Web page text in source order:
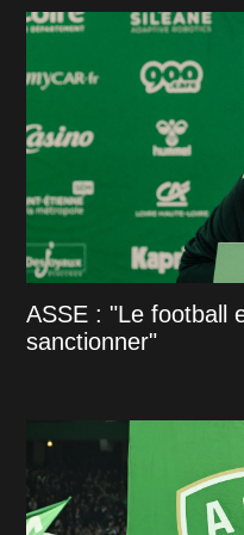
ASSE : "Le football
sanctionner"